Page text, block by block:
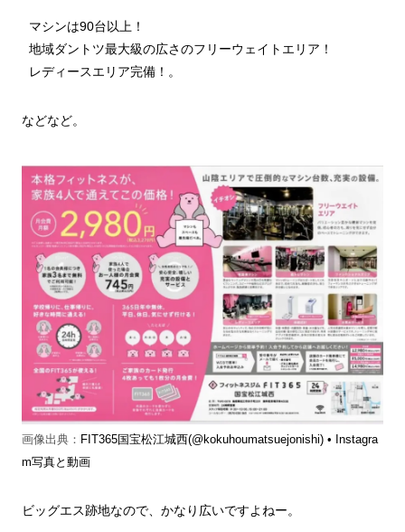
マシンは90台以上！
地域ダントツ最大級の広さのフリーウェイトエリア！
レディースエリア完備！。
などなど。
画像出典： FIT365国宝松江城西(@kokuhoumatsuejonishi) • Instagra
m写真と動画
ビッグエス跡地なので、かなり広いですよねー。